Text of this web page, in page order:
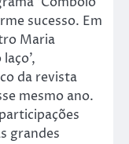
sucesso. Em
Maria
da revista
mesmo ano.
grandes